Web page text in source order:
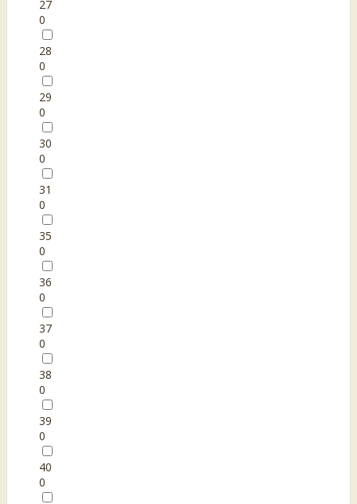
27
0
28
0
29
0
30
0
31
0
35
0
36
0
37
0
38
0
39
0
40
0